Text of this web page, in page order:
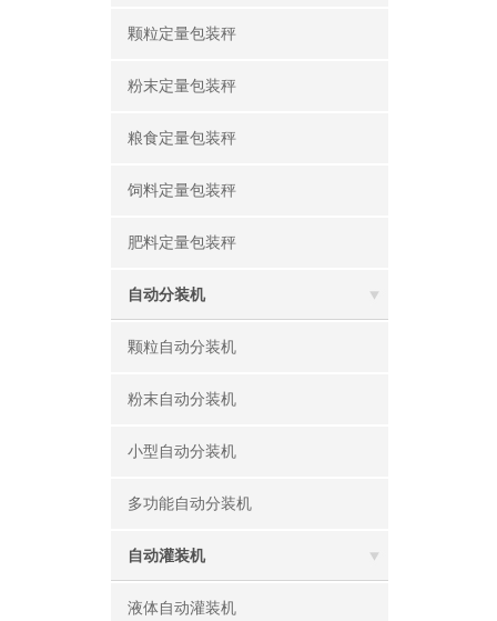
颗粒定量包装秤
粉末定量包装秤
粮食定量包装秤
饲料定量包装秤
肥料定量包装秤
自动分装机
颗粒自动分装机
粉末自动分装机
小型自动分装机
多功能自动分装机
自动灌装机
液体自动灌装机